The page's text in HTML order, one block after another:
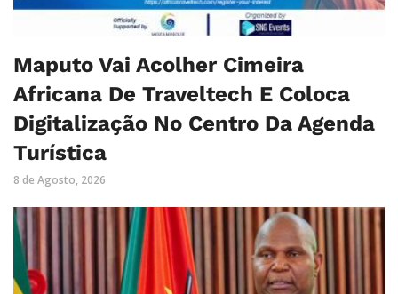
Maputo Vai Acolher Cimeira
Africana De Traveltech E Coloca
Digitalização No Centro Da Agenda
Turística
8 de Agosto, 2026